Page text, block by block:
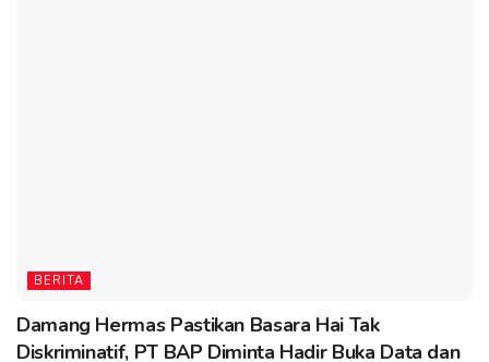
BERITA
Damang Hermas Pastikan Basara Hai Tak
Diskriminatif, PT BAP Diminta Hadir Buka Data dan